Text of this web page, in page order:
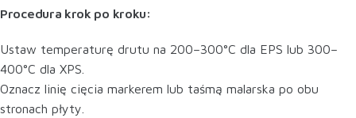
Procedura krok po kroku:
Ustaw temperaturę drutu na 200–300°C dla EPS lub 300–
400°C dla XPS.
Oznacz linię cięcia markerem lub taśmą malarska po obu
stronach płyty.